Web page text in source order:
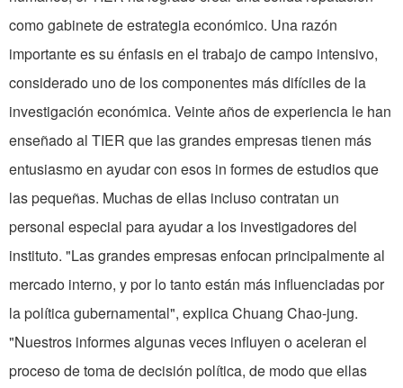
como gabinete de es­trategia económico. Una razón
importante es su énfasis en el trabajo de campo inten­sivo,
considerado uno de los componentes más difíciles de la
investigación económica. Veinte años de experiencia le han
enseñado al TIER que las grandes empresas tienen más
entusiasmo en ayudar con esos in­ formes de estudios que
las pequeñas. Muchas de ellas incluso contratan un
personal especial para ayudar a los investigadores del
instituto. "Las grandes empresas enfocan principalmente al
mercado interno, y por lo tanto están más influenciadas por
la política guber­namental", explica Chuang Chao-jung.
"Nuestros informes algunas veces influyen o aceleran el
proceso de toma de decisión política, de modo que ellas